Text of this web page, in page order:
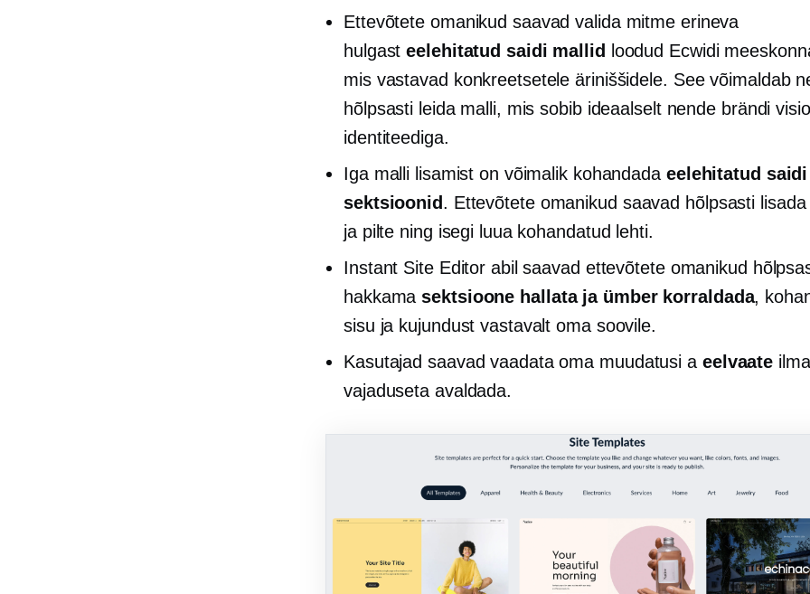
Ettevõtete omanikud saavad valida mitme erineva
hulgasteelehitatud saidi mallid loodud Ecwidi
mis vastavad konkreetsetele äriniššidele. See võimaldab
hõlpsasti leida malli, mis sobib ideaalselt nende brändi
identiteediga.
Iga malli lisamist on võimalik kohandada eelehitatud saidi
sektsioonid. Ettevõtete omanikud saavad hõlpsasti
ja pilte ning isegi luua kohandatud lehti.
Instant Site Editor abil saavad ettevõtete omanikud
hakkamasektsioone hallata ja ümber korraldada,
sisu ja kujundust vastavalt oma soovile.
Kasutajad saavad vaadata oma muudatusi a eelvaate ilma
vajaduseta avaldada.